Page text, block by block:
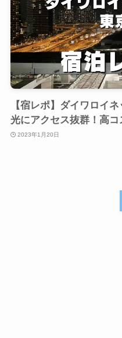
【宿レポ】ダイワロイ
光にアクセス抜群！高
2023年1月20日